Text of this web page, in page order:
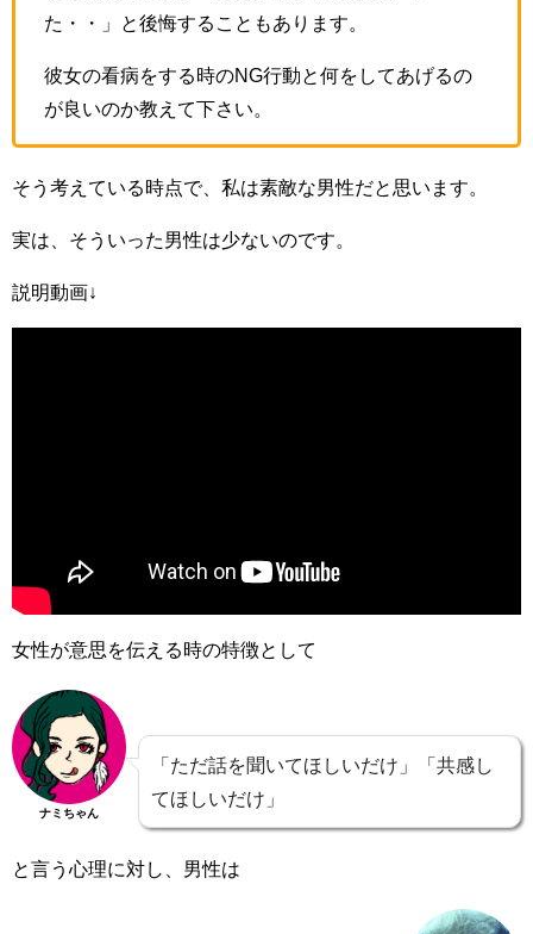
た・・」と後悔することもあります。
彼女の看病をする時のNG行動と何をしてあげるの
が良いのか教えて下さい。
そう考えている時点で、私は素敵な男性だと思います。
実は、そういった男性は少ないのです。
説明動画↓
女性が意思を伝える時の特徴として
ナミちゃん
「ただ話を聞いてほしいだけ」「共感し
てほしいだけ」
と言う心理に対し、男性は